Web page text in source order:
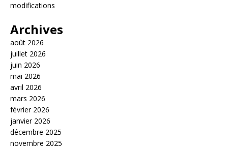
modifications
Archives
août 2026
juillet 2026
juin 2026
mai 2026
avril 2026
mars 2026
février 2026
janvier 2026
décembre 2025
novembre 2025